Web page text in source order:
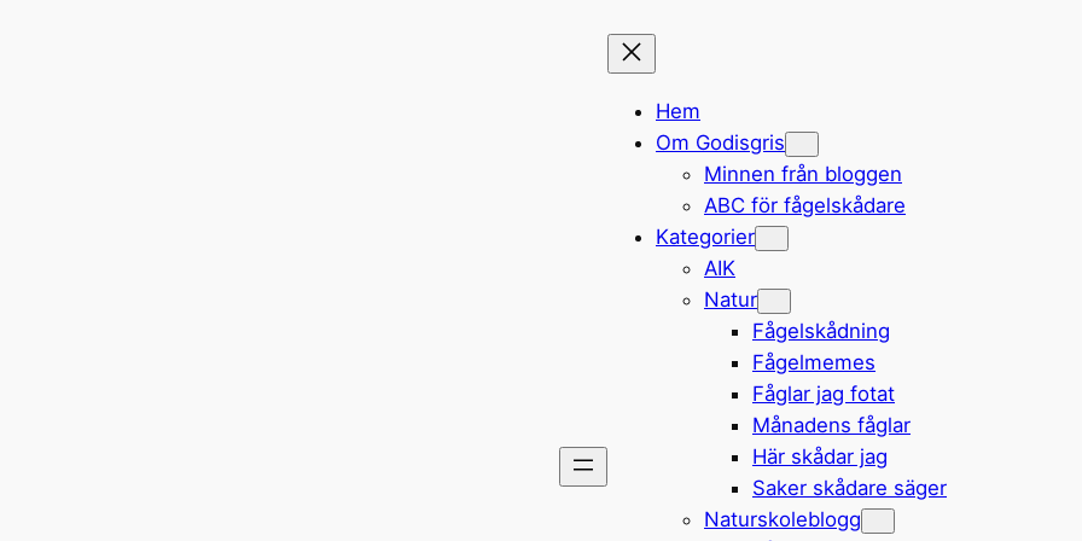
Hem
Om Godisgris
Minnen från bloggen
ABC för fågelskådare
Kategorier
AIK
Natur
Fågelskådning
Fågelmemes
Fåglar jag fotat
Månadens fåglar
Här skådar jag
Saker skådare säger
Naturskoleblogg